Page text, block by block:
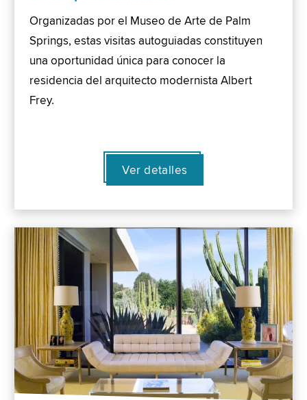
Organizadas por el Museo de Arte de Palm
Springs, estas visitas autoguiadas constituyen
una oportunidad única para conocer la
residencia del arquitecto modernista Albert
Frey.
Ver detalles